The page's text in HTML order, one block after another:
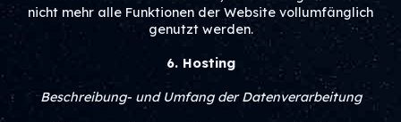
nicht mehr alle Funktionen der Website vollumfänglich
genutzt werden.
6. Hosting
Beschreibung- und Umfang der Datenverarbeitung